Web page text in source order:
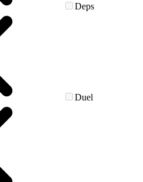
Deps
Duel